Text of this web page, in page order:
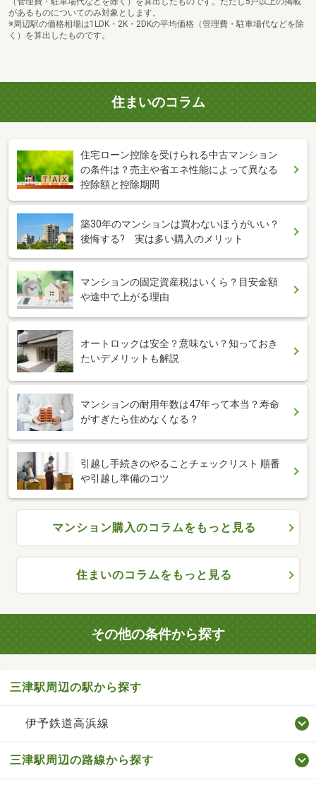
があるものについてのみ対象とします。
※周辺駅の価格相場は1LDK・2K・2DKの平均価格（管理費・駐車場代などを除
く）を算出したものです。
住まいのコラム
住宅ローン控除を受けられる中古マンション
の条件は？売主や省エネ性能によって異なる
控除額と控除期間
築30年のマンションは買わないほうがいい？
後悔する? 実は多い購入のメリット
マンションの固定資産税はいくら？目安金額
や途中で上がる理由
オートロックは安全？意味ない？知っておき
たいデメリットも解説
マンションの耐用年数は47年って本当？寿命
がすぎたら住めなくなる？
引越し手続きのやることチェックリスト 順番
や引越し準備のコツ
マンション購入のコラムをもっと見る
住まいのコラムをもっと見る
その他の条件から探す
三津駅周辺の駅から探す
伊予鉄道高浜線
三津駅周辺の路線から探す